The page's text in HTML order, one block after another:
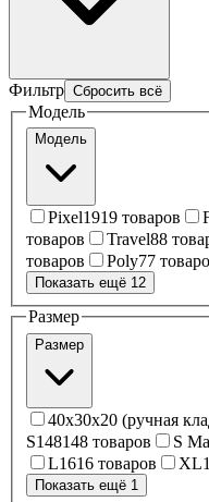
Фильтр Сбросить всё
Модель
Модель
Pixel1919 товаров
товаров
Travel88
товаров
Poly77
Показать ещё 12
Размер
Размер
40x30x20 (ручная
S148148 товаров S
L1616 товаров XL
Показать ещё 1